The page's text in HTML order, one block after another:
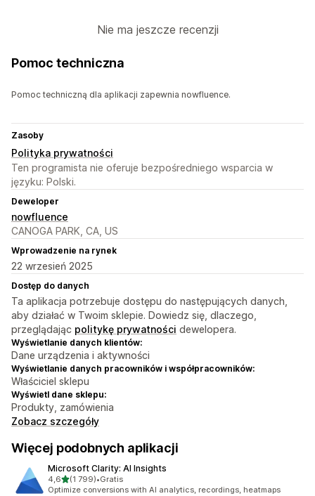
Nie ma jeszcze recenzji
Pomoc techniczna
Pomoc techniczną dla aplikacji zapewnia nowfluence.
Zasoby
Polityka prywatności
Ten programista nie oferuje bezpośredniego wsparcia w
języku: Polski.
Deweloper
nowfluence
CANOGA PARK, CA, US
Wprowadzenie na rynek
22 wrzesień 2025
Dostęp do danych
Ta aplikacja potrzebuje dostępu do następujących danych,
aby działać w Twoim sklepie. Dowiedz się, dlaczego,
przeglądając politykę prywatności dewelopera.
Wyświetlanie danych klientów:
Dane urządzenia i aktywności
Wyświetlanie danych pracowników i współpracowników:
Właściciel sklepu
Wyświetl dane sklepu:
Produkty, zamówienia
Zobacz szczegóły
Więcej podobnych aplikacji
Microsoft Clarity: AI Insights
4,6na 5 gwiazdek
(1 799)
Łączna liczba recenzji: 1799
•Gratis
Optimize conversions with AI analytics, recordings, heatmaps